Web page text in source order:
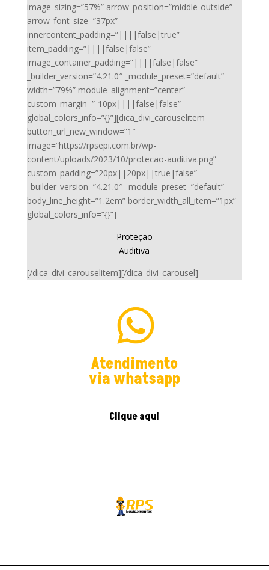
image_sizing=”57%” arrow_position=”middle-outside”
arrow_font_size=”37px”
innercontent_padding=”||||false|true”
item_padding=”||||false|false”
image_container_padding=”||||false|false”
_builder_version=”4.21.0″ _module_preset=”default”
width=”79%” module_alignment=”center”
custom_margin=”-10px||||false|false”
global_colors_info=”{}”][dica_divi_carouselitem
button_url_new_window=”1″
image=”https://rpsepi.com.br/wp-
content/uploads/2023/10/protecao-auditiva.png”
custom_padding=”20px||20px||true|false”
_builder_version=”4.21.0″ _module_preset=”default”
body_line_height=”1.2em” border_width_all_item=”1px”
global_colors_info=”{}”]
Proteção
Auditiva
[/dica_divi_carouselitem][/dica_divi_carousel]
Atendimento
via whatsapp
Clique aqui